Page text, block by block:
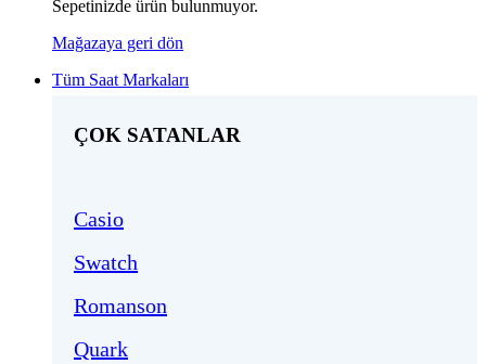
Sepetinizde ürün bulunmuyor.
Mağazaya geri dön
Tüm Saat Markaları
ÇOK SATANLAR
Casio
Swatch
Romanson
Quark